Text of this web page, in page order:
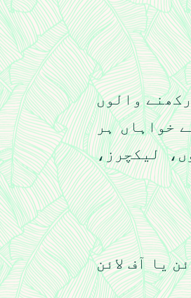
والوں
خواہاں ہر
لیکچرز،
یا آف لائن